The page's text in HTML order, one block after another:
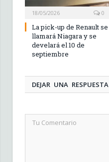
18/05/2026 0
La pick-up de Renault se
llamará Niagara y se
develará el 10 de
septiembre
DEJAR UNA RESPUESTA